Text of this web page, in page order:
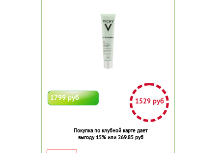
1799 руб 1529 руб
Покупка по клубной карте дает
выгоду 15% или 269.85 руб